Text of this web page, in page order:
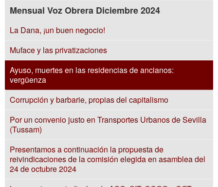
Mensual Voz Obrera Diciembre 2024
La Dana, ¡un buen negocio!
Muface y las privatizaciones
Ayuso, muertes en las residencias de ancianos:
vergüenza
Corrupción y barbarie, propias del capitalismo
Por un convenio justo en Transportes Urbanos de Sevilla
(Tussam)
Presentamos a continuación la propuesta de
reivindicaciones de la comisión elegida en asamblea del
24 de octubre 2024